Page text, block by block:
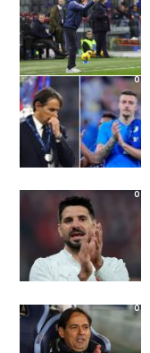
0
0
0